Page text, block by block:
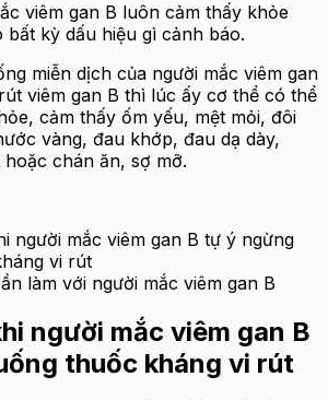
viêm gan B luôn cảm thấy khỏe
bất kỳ dấu hiệu gì cảnh báo.
miễn dịch của người mắc viêm gan
viêm gan B thì lúc ấy cơ thể có thể
cảm thấy ốm yếu, mệt mỏi, đôi
vàng, đau khớp, đau dạ dày,
chán ăn, sợ mỡ.
người mắc viêm gan B tự ý ngừng
vi rút
làm với người mắc viêm gan B
người mắc viêm gan B
thuốc kháng vi rút